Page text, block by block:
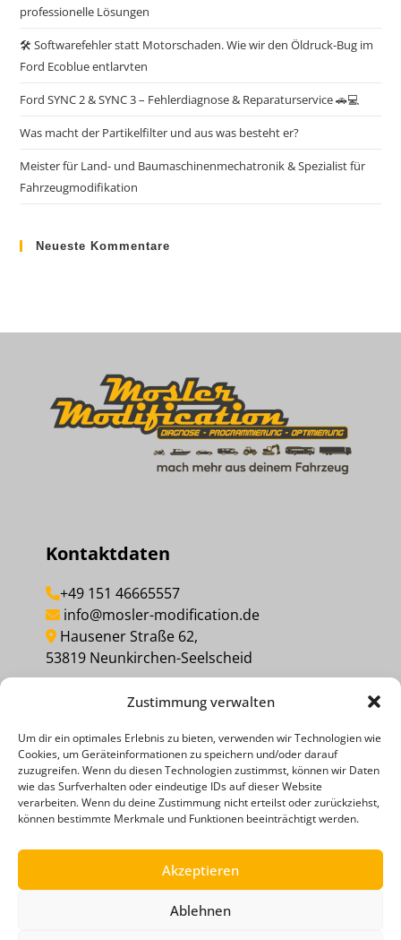
Zustimmung verwalten
Um dir ein optimales Erlebnis zu bieten, verwenden wir Technologien wie
Cookies, um Geräteinformationen zu speichern und/oder darauf
zuzugreifen. Wenn du diesen Technologien zustimmst, können wir Daten
wie das Surfverhalten oder eindeutige IDs auf dieser Website
verarbeiten. Wenn du deine Zustimmung nicht erteilst oder zurückziehst,
können bestimmte Merkmale und Funktionen beeinträchtigt werden.
Akzeptieren
Ablehnen
professionelle Lösungen
🛠️ Softwarefehler statt Motorschaden. Wie wir den Öldruck-Bug im
Ford Ecoblue entlarvten
Ford SYNC 2 & SYNC 3 – Fehlerdiagnose & Reparaturservice 🚗💻
Was macht der Partikelfilter und aus was besteht er?
Meister für Land- und Baumaschinenmechatronik & Spezialist für
Fahrzeugmodifikation
Neueste Kommentare
Kontaktdaten
+49 151 46665557
info@mosler-modification.de
Hausener Straße 62,
53819 Neunkirchen-Seelscheid
MEINEN KAUF WIDERRUFEN
Social Media
ZAHLUNGSMETHODEN
RECHTLICHE HINWEISE